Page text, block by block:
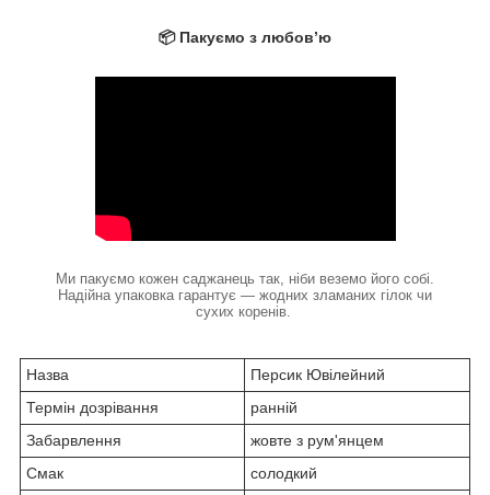
📦 Пакуємо з любов’ю
Ми пакуємо кожен саджанець так, ніби веземо його собі.
Надійна упаковка гарантує — жодних зламаних гілок чи
сухих коренів.
Назва
Персик Ювілейний
Термін дозрівання
ранній
Забарвлення
жовте з рум'янцем
Смак
солодкий